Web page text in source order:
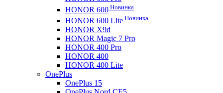
HONOR 600 Новинка
HONOR 600 Lite Новинка
HONOR X9d
HONOR Magic 7 Pro
HONOR 400 Pro
HONOR 400
HONOR 400 Lite
OnePlus
OnePlus 15